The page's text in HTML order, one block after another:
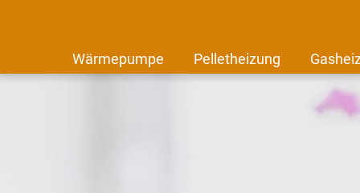
Wärmepumpe Pelletheizung